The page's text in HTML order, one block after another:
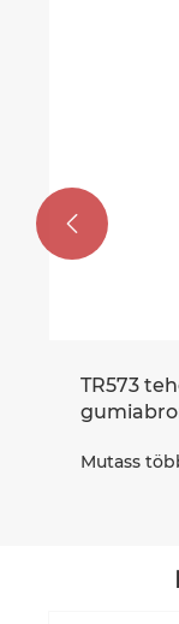
TR573
Mutass
